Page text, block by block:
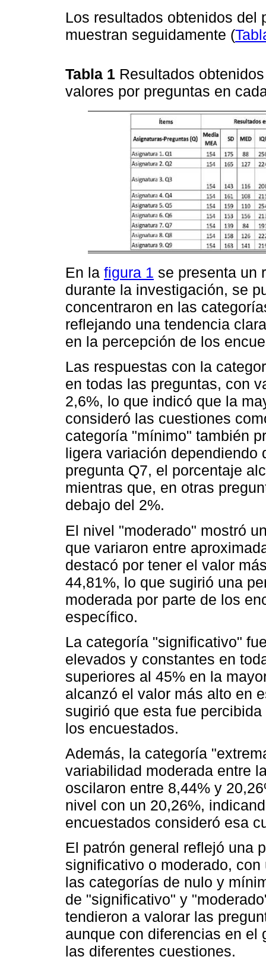
Los resultados obtenidos del
muestran seguidamente (
Tabla 1 Resultados
valores por preguntas en
En la figura 1 se presenta un
durante la investigación, se
concentraron en las
reflejando una tendencia
en la percepción de los
Las respuestas con la
en todas las preguntas, con
2,6%, lo que indicó que la
consideró las cuestiones
categoría "mínimo" también
ligera variación dependiendo
pregunta Q7, el porcentaje
mientras que, en otras
debajo del 2%.
El nivel "moderado" mostró
que variaron entre
destacó por tener el valor
44,81%, lo que sugirió una
moderada por parte de los
específico.
La categoría "significativo"
elevados y constantes en
superiores al 45% en la
alcanzó el valor más alto en
sugirió que esta fue
los encuestados.
Además, la categoría
variabilidad moderada entre
oscilaron entre 8,44% y
nivel con un 20,26%,
encuestados consideró esa
El patrón general reflejó una
significativo o moderado,
las categorías de nulo y
de "significativo" y
tendieron a valorar las
aunque con diferencias en el
las diferentes cuestiones.